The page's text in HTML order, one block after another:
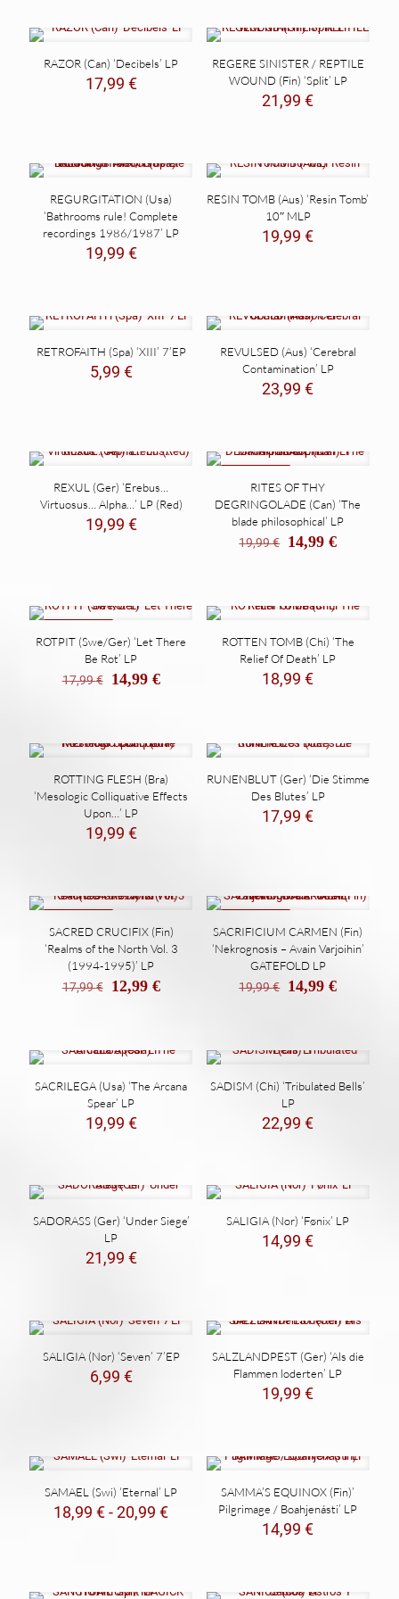
12,99 €.8,99 €.
RAZOR (Can) ‘Decibels’ LP
17,99 €
REGERE SINISTER / REPTILE
WOUND (Fin) ‘Split’ LP
21,99€
REGURGITATION (Usa)
‘Bathrooms rule! Complete
recordings 1986/1987’ LP
19,99 €
RESIN TOMB (Aus) ‘Resin Tomb’
10″ MLP
19,99€
RETROFAITH (Spa) ‘XIII’ 7’EP
5,99 €
REVULSED (Aus) ‘Cerebral
Contamination’ LP
23,99€
REXUL (Ger) ‘Erebus…
Virtuosus… Alpha…’ LP (Red)
19,99 €
RITES OF THY
DEGRINGOLADE (Can) ‘The
blade philosophical’ LP
19,99€ El
19,99 €.
14,99€El
14,99 €.
ROTPIT (Swe/Ger) ‘Let There
Be Rot’ LP
17,99€
El
17,99 €.
14,99 €El
14,99 €.
ROTTEN TOMB (Chi) ‘The
Relief Of Death’ LP
18,99€
ROTTING FLESH (Bra)
‘Mesologic Colliquative Effects
Upon…’ LP
19,99 €
RUNENBLUT (Ger) ‘Die Stimme
Des Blutes’ LP
17,99€
SACRED CRUCIFIX (Fin)
‘Realms of the North Vol. 3
(1994-1995)’ LP
17,99€
El
17,99 €.
12,99 €El
12,99 €.
SACRIFICIUM CARMEN (Fin)
‘Nekrognosis – Avain Varjoihin’
GATEFOLD LP
19,99€ El
19,99 €.
14,99€El
14,99 €.
SACRILEGA (Usa) ‘The Arcana
Spear’ LP
19,99 €
SADISM (Chi) ‘Tribulated Bells’
LP
22,99€
SADORASS (Ger) ‘Under Siege’
LP
21,99 €
SALIGIA (Nor) ‘Fønix’ LP
14,99€
SALIGIA (Nor) ‘Seven’ 7’EP
6,99 €
SALZLANDPEST (Ger) ‘Als die
Flammen loderten’ LP
19,99€
SAMAEL (Swi) ‘Eternal’ LP
18,99€-20,99€Rango
SAMMA’S EQUINOX (Fin)’
Pilgrimage / Boahjenásti’ LP
14,99€